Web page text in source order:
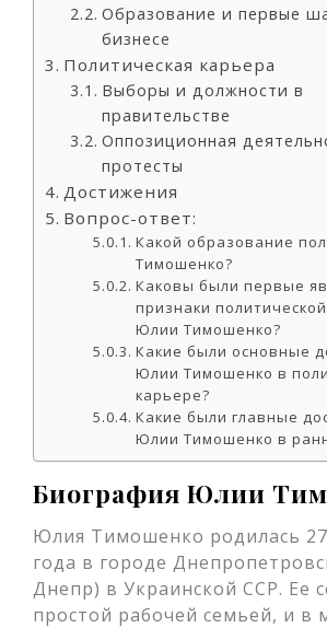
Образование и первые
бизнесе
Политическая карьера
Выборы и должности в
правительстве
Оппозиционная
протесты
Достижения
Вопрос-ответ:
Какой образование
Тимошенко?
Каковы были первые
признаки
Юлии Тимошенко?
Какие были основные
Юлии Тимошенко в
карьере?
Какие были главные
Юлии Тимошенко в
Биография Юлии
Юлия Тимошенко родилась 27
года в городе
Днепр) в Украинской ССР. Ее
простой рабочей семьей, и в